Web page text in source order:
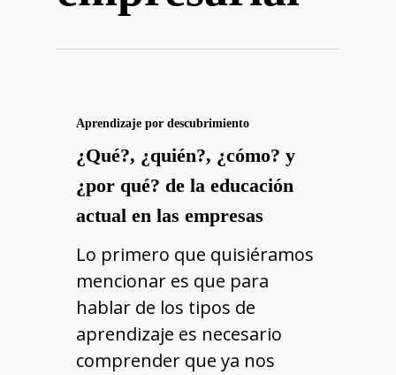
Aprendizaje por descubrimiento
¿Qué?, ¿quién?, ¿cómo? y
¿por qué? de la educación
actual en las empresas
Lo primero que quisiéramos
mencionar es que para
hablar de los tipos de
aprendizaje es necesario
comprender que ya nos